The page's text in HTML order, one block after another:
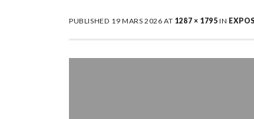
PUBLISHED 19 MARS 2026 AT 1287 × 1795 IN